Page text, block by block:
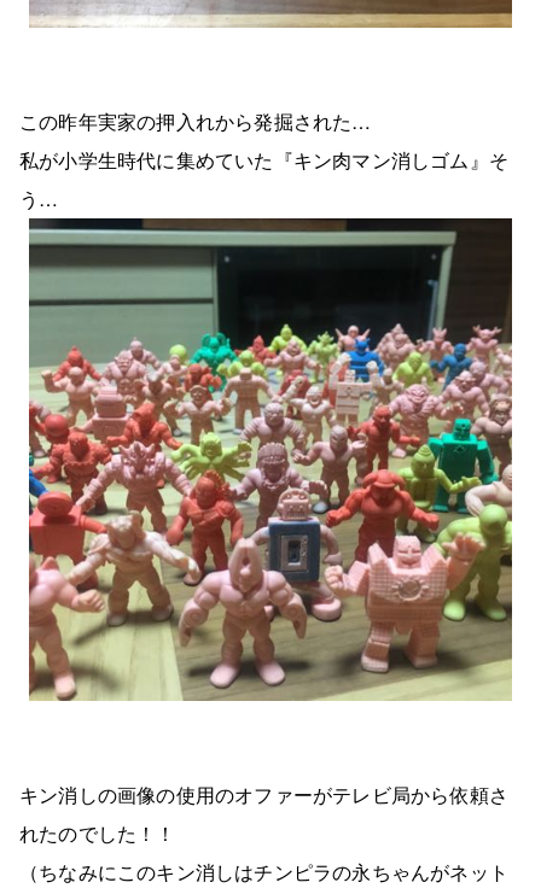
この昨年実家の押入れから発掘された…
私が小学生時代に集めていた『キン肉マン消しゴム』そ
う…
キン消しの画像の使用のオファーがテレビ局から依頼さ
れたのでした！！
（ちなみにこのキン消しはチンピラの永ちゃんがネット